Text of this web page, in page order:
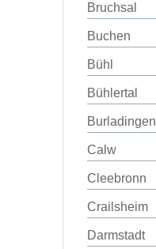
Bruchsal
Buchen
Bühl
Bühlertal
Burladingen
Calw
Cleebronn
Crailsheim
Darmstadt